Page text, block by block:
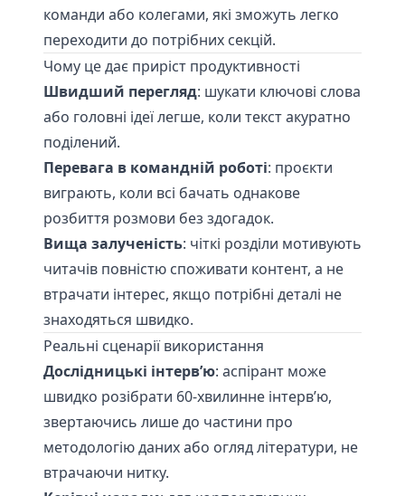
команди або колегами, які зможуть легко
переходити до потрібних секцій.
Чому це дає приріст продуктивності
Швидший перегляд: шукати ключові слова
або головні ідеї легше, коли текст акуратно
поділений.
Перевага в командній роботі: проєкти
виграють, коли всі бачать однакове
розбиття розмови без здогадок.
Вища залученість: чіткі розділи мотивують
читачів повністю споживати контент, а не
втрачати інтерес, якщо потрібні деталі не
знаходяться швидко.
Реальні сценарії використання
Дослідницькі інтерв’ю: аспірант може
швидко розібрати 60-хвилинне інтерв’ю,
звертаючись лише до частини про
методологію даних або огляд літератури, не
втрачаючи нитку.